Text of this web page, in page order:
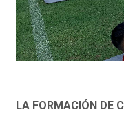
LA FORMACIÓN DE